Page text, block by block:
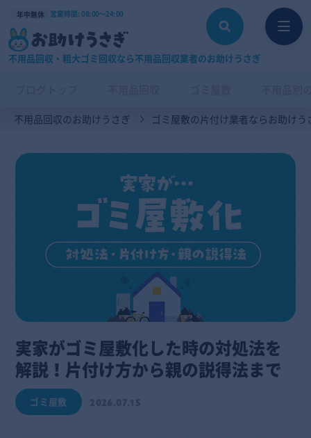
年中無休 営業時間: 08:00〜24:00
不用品回収・粗大ゴミ回収なら不用品回収業者のお助けうさぎ
不用品回収のお助けうさぎ ゴミ屋敷の片付け業者ならお助けう
実家がゴミ屋敷化した時の対処法を
解説！片付け方から親の説得法まで
ゴミ屋敷